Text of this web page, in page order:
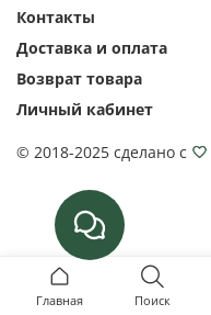
Контакты
Доставка и оплата
Возврат товара
Личный кабинет
© 2018-2025 сделано с
Главная Поиск